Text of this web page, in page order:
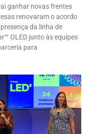
ganhar novas frentes
renovaram o acordo
da linha de
OLED junto às equipes
para